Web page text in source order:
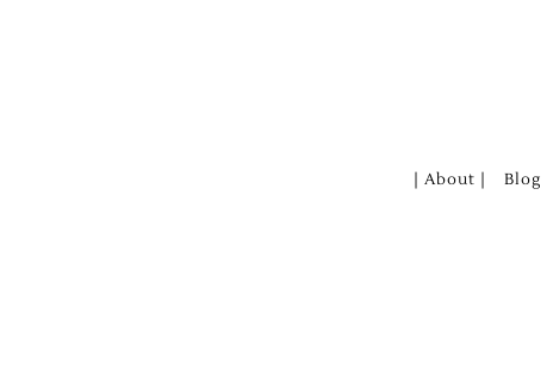
| About | Blog